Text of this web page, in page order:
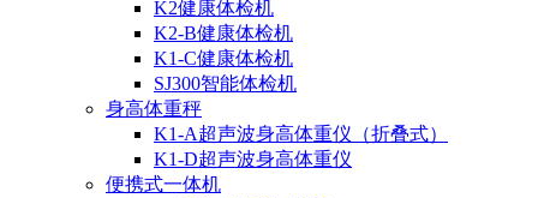
K2健康体检机
K2-B健康体检机
K1-C健康体检机
SJ300智能体检机
身高体重秤
K1-A超声波身高体重仪（折叠式）
K1-D超声波身高体重仪
便携式一体机